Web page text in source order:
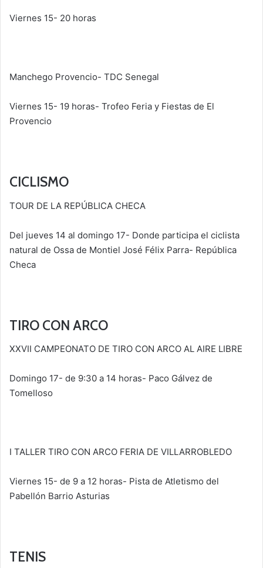
Viernes 15- 20 horas
Manchego Provencio- TDC Senegal
Viernes 15- 19 horas- Trofeo Feria y Fiestas de El
Provencio
CICLISMO
TOUR DE LA REPÚBLICA CHECA
Del jueves 14 al domingo 17- Donde participa el ciclista
natural de Ossa de Montiel José Félix Parra- República
Checa
TIRO CON ARCO
XXVII CAMPEONATO DE TIRO CON ARCO AL AIRE LIBRE
Domingo 17- de 9:30 a 14 horas- Paco Gálvez de
Tomelloso
I TALLER TIRO CON ARCO FERIA DE VILLARROBLEDO
Viernes 15- de 9 a 12 horas- Pista de Atletismo del
Pabellón Barrio Asturias
TENIS